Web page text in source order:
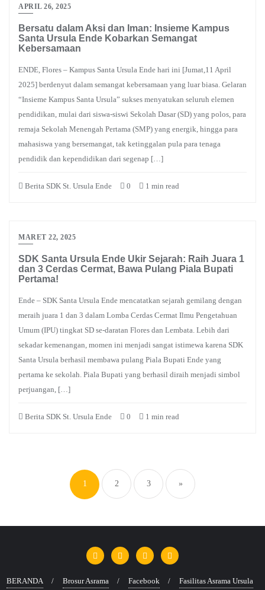
APRIL 26, 2025
Bersatu dalam Aksi dan Iman: Insieme Kampus
Santa Ursula Ende Kobarkan Semangat
Kebersamaan
ENDE, Flores – Kampus Santa Ursula Ende hari ini [Jumat,11 April
2025] berdenyut dalam semangat kebersamaan yang luar biasa. Gelaran
“Insieme Kampus Santa Ursula” sukses menyatukan seluruh elemen
pendidikan, mulai dari siswa-siswi Sekolah Dasar (SD) yang polos, para
remaja Sekolah Menengah Pertama (SMP) yang energik, hingga para
mahasiswa yang bersemangat, tak ketinggalan pula para tenaga
pendidik dan kependidikan dari segenap […]
Berita SDK St. Ursula Ende 0 1 min read
MARET 22, 2025
SDK Santa Ursula Ende Ukir Sejarah: Raih Juara 1
dan 3 Cerdas Cermat, Bawa Pulang Piala Bupati
Pertama!
Ende – SDK Santa Ursula Ende mencatatkan sejarah gemilang dengan
meraih juara 1 dan 3 dalam Lomba Cerdas Cermat Ilmu Pengetahuan
Umum (IPU) tingkat SD se-daratan Flores dan Lembata. Lebih dari
sekadar kemenangan, momen ini menjadi sangat istimewa karena SDK
Santa Ursula berhasil membawa pulang Piala Bupati Ende yang
pertama ke sekolah. Piala Bupati yang berhasil diraih menjadi simbol
perjuangan, […]
Berita SDK St. Ursula Ende 0 1 min read
pos
1 2 3 »
BERANDA Brosur Asrama Facebook Fasilitas Asrama Ursula